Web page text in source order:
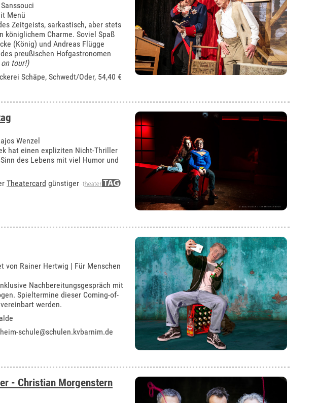
Menü
Zeitgeists, sarkastisch, aber stets
Charme. Soviel Spaß
(König) und Andreas Flügge
preußischen Hofgastronomen
tour!)
Schäpe, Schwedt/Oder, 54,40 €
Wenzel
hat einen expliziten Nicht-Thriller
des Lebens mit viel Humor und
Theatercard günstiger
von Rainer Hertwig | Für Menschen
Nachbereitungsgespräch mit
Spieltermine dieser Coming-of-
werden.
schule@schulen.kvbarnim.de
- Christian Morgenstern